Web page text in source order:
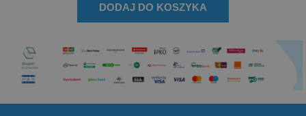
DODAJ DO KOSZYKA